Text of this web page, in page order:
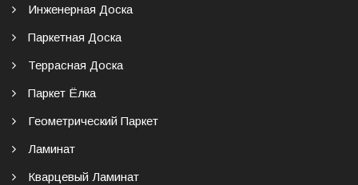
Инженерная Доска
Паркетная Доска
Террасная Доска
Паркет Ёлка
Геометрический Паркет
Ламинат
Кварцевый Ламинат